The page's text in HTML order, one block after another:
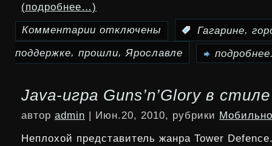
микробов
(подробнее…)
Комментарии
записи
города
прошли
при
отключены Гагарине,
поддержке, прошли, Ярославле
Java-игра Guns’n’Glory в
автор admin | Июн.20, 2010, рубрики
Неплохой представитель жанра Tower